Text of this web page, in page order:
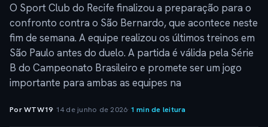
O Sport Club do Recife finalizou a preparação para o
confronto contra o São Bernardo, que acontece neste
fim de semana. A equipe realizou os últimos treinos em
São Paulo antes do duelo. A partida é válida pela Série
B do Campeonato Brasileiro e promete ser um jogo
importante para ambas as equipes na
Por WTW19· 14 de junho de 2026· 1 min de leitura